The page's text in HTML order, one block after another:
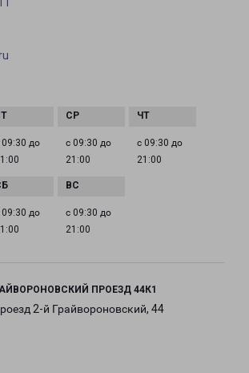
09:30 до
с 09:30 до
21:00
с 09:30 до
21:00
09:30 до
с 09:30 до
21:00
ПРОЕЗД 44К1
2-й Грайвороновский, 44